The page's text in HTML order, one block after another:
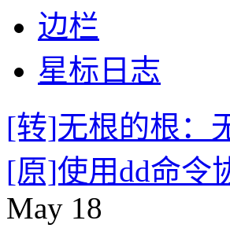
边栏
星标日志
[转]无根的根：
[原]使用dd命令
May 18